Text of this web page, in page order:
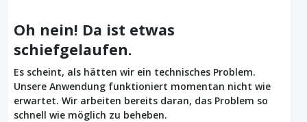
Oh nein! Da ist etwas
schiefgelaufen.
Es scheint, als hätten wir ein technisches Problem.
Unsere Anwendung funktioniert momentan nicht wie
erwartet. Wir arbeiten bereits daran, das Problem so
schnell wie möglich zu beheben.